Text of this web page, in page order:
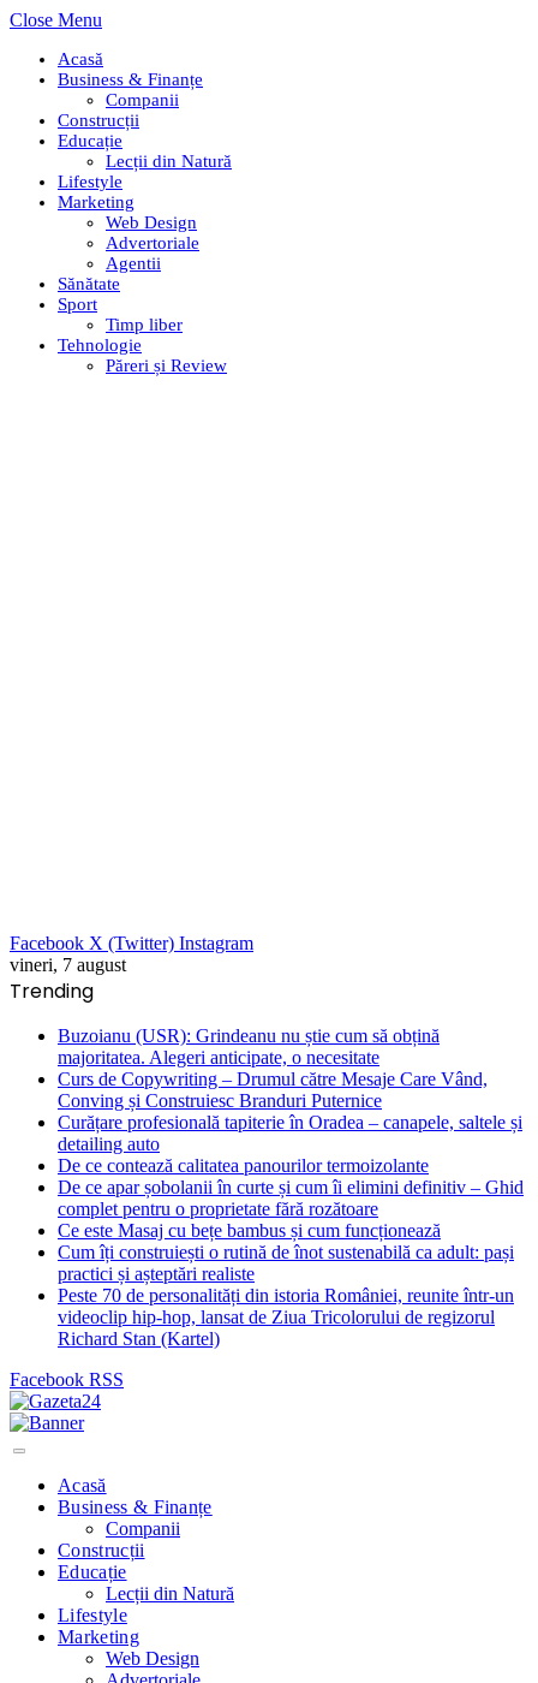
Close Menu
Acasă
Business & Finanțe
Companii
Construcții
Educație
Lecții din Natură
Lifestyle
Marketing
Web Design
Advertoriale
Agentii
Sănătate
Sport
Timp liber
Tehnologie
Păreri și Review
Facebook X (Twitter) Instagram
vineri, 7 august
Trending
Buzoianu (USR): Grindeanu nu știe cum să obțină
majoritatea. Alegeri anticipate, o necesitate
Curs de Copywriting – Drumul către Mesaje Care Vând,
Conving și Construiesc Branduri Puternice
Curățare profesională tapiterie în Oradea – canapele, saltele și
detailing auto
De ce contează calitatea panourilor termoizolante
De ce apar șobolanii în curte și cum îi elimini definitiv – Ghid
complet pentru o proprietate fără rozătoare
Ce este Masaj cu bețe bambus și cum funcționează
Cum îți construiești o rutină de înot sustenabilă ca adult: pași
practici și așteptări realiste
Peste 70 de personalități din istoria României, reunite într-un
videoclip hip-hop, lansat de Ziua Tricolorului de regizorul
Richard Stan (Kartel)
Facebook RSS
Acasă
Business & Finanțe
Companii
Construcții
Educație
Lecții din Natură
Lifestyle
Marketing
Web Design